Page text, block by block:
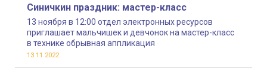
Синичкин праздник: мастер-класс
13 ноября в 12:00 отдел электронных ресурсов
приглашает мальчишек и девчонок на мастер-класс
в технике обрывная аппликация
13.11.2022